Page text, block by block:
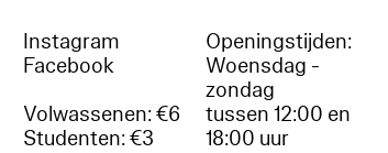
Instagram
Facebook
Volwassenen: €6
Studenten: €3
Openingstijden:
Woensdag -
zondag
tussen 12:00 en
18:00 uur